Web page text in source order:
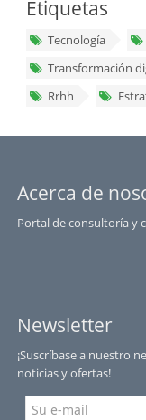
Etiquetas
Tecnología
Transformación
Rrhh
Acerca de
Portal de consultoría y
Newsletter
¡Suscríbase a nuestro
noticias y ofertas!